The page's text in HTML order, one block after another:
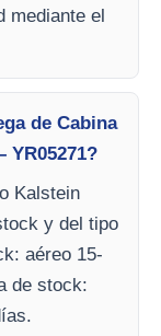
mediante el
de Cabina
YR05271?
Kalstein
y del tipo
aéreo 15-
de stock: